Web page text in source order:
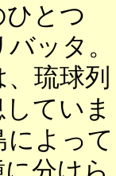
とつ
ッタ。
琉球列
ていま
よって